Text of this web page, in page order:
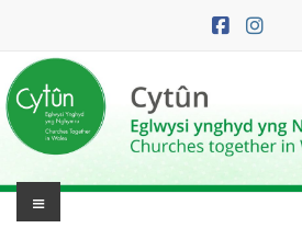
content
Menu